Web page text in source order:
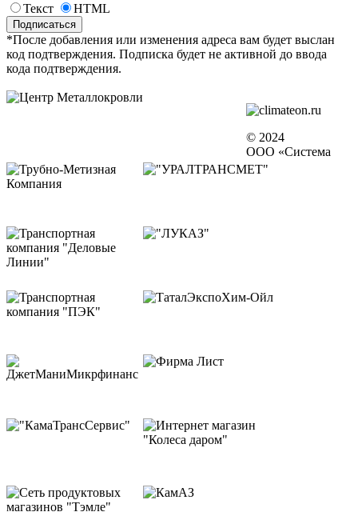
Текст
HTML
*После добавления или изменения адреса вам будет выслан
код подтверждения. Подписка будет не активной до ввода
кода подтверждения.
© 2024
ООО «Система